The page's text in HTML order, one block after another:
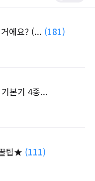
에요? (... (181)
본기 4종...
팁★ (111)